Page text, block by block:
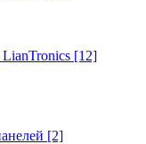
[12]
[2]